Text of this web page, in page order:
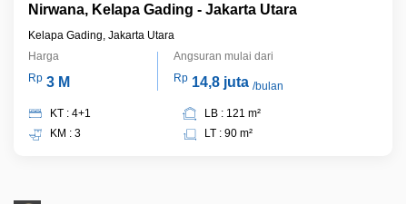
Nirwana, Kelapa Gading - Jakarta Utara
Kelapa Gading, Jakarta Utara
Harga
Rp 3 M
Angsuran mulai dari
Rp 14,8 juta /bulan
KT : 4+1
KM : 3
LB : 121 m²
LT : 90 m²